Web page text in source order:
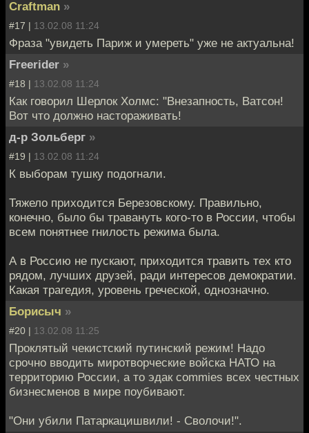
Craftman »
#17 | 13.02.08 11:24
Фраза "увидеть Париж и умереть" уже не актуальна!
Freerider »
#18 | 13.02.08 11:24
Как говорил Шерлок Холмс: "Внезапность, Ватсон!
Вот что должно настораживать!
д-р Зольберг »
#19 | 13.02.08 11:24
К выборам тушку подогнали.
Тяжело приходится Березовскому. Правильно,
конечно, было бы травануть кого-то в России, чтобы
всем понятнее гнилость режима была.
А в Россию не пускают, приходится травить тех кто
рядом, лучших друзей, ради интересов демократии.
Какая трагедия, уровень греческой, однозначно.
Борисыч »
#20 | 13.02.08 11:25
Проклятый чекистский путинский режим! Надо
срочно вводить миротворческие войска НАТО на
территорию России, а то эдак commies всех честных
бизнесменов в мире поубивают.
"Они убили Патаркацишвили! - Сволочи!".